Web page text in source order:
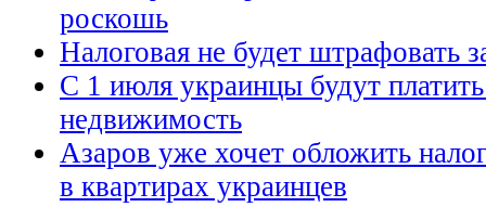
роскошь
Налоговая не будет штрафовать
С 1 июля украинцы будут
недвижимость
Азаров уже хочет обложить
в квартирах украинцев